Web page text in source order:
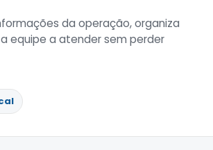
da operação, organiza
equipe a atender sem perder